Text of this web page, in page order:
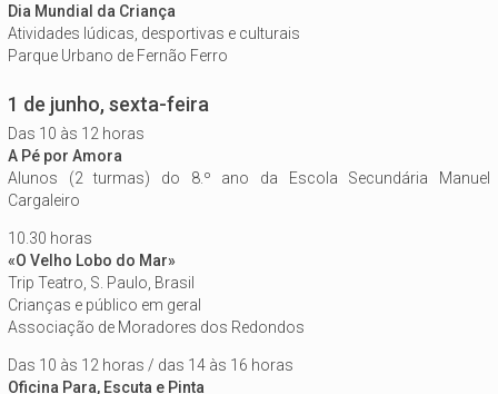
Dia Mundial da Criança
Atividades lúdicas, desportivas e culturais
Parque Urbano de Fernão Ferro
1 de junho, sexta-feira
Das 10 às 12 horas
A Pé por Amora
Alunos (2 turmas) do 8.º ano da Escola Secundária Manuel
Cargaleiro
10.30 horas
«O Velho Lobo do Mar»
Trip Teatro, S. Paulo, Brasil
Crianças e público em geral
Associação de Moradores dos Redondos
Das 10 às 12 horas / das 14 às 16 horas
Oficina Para, Escuta e Pinta